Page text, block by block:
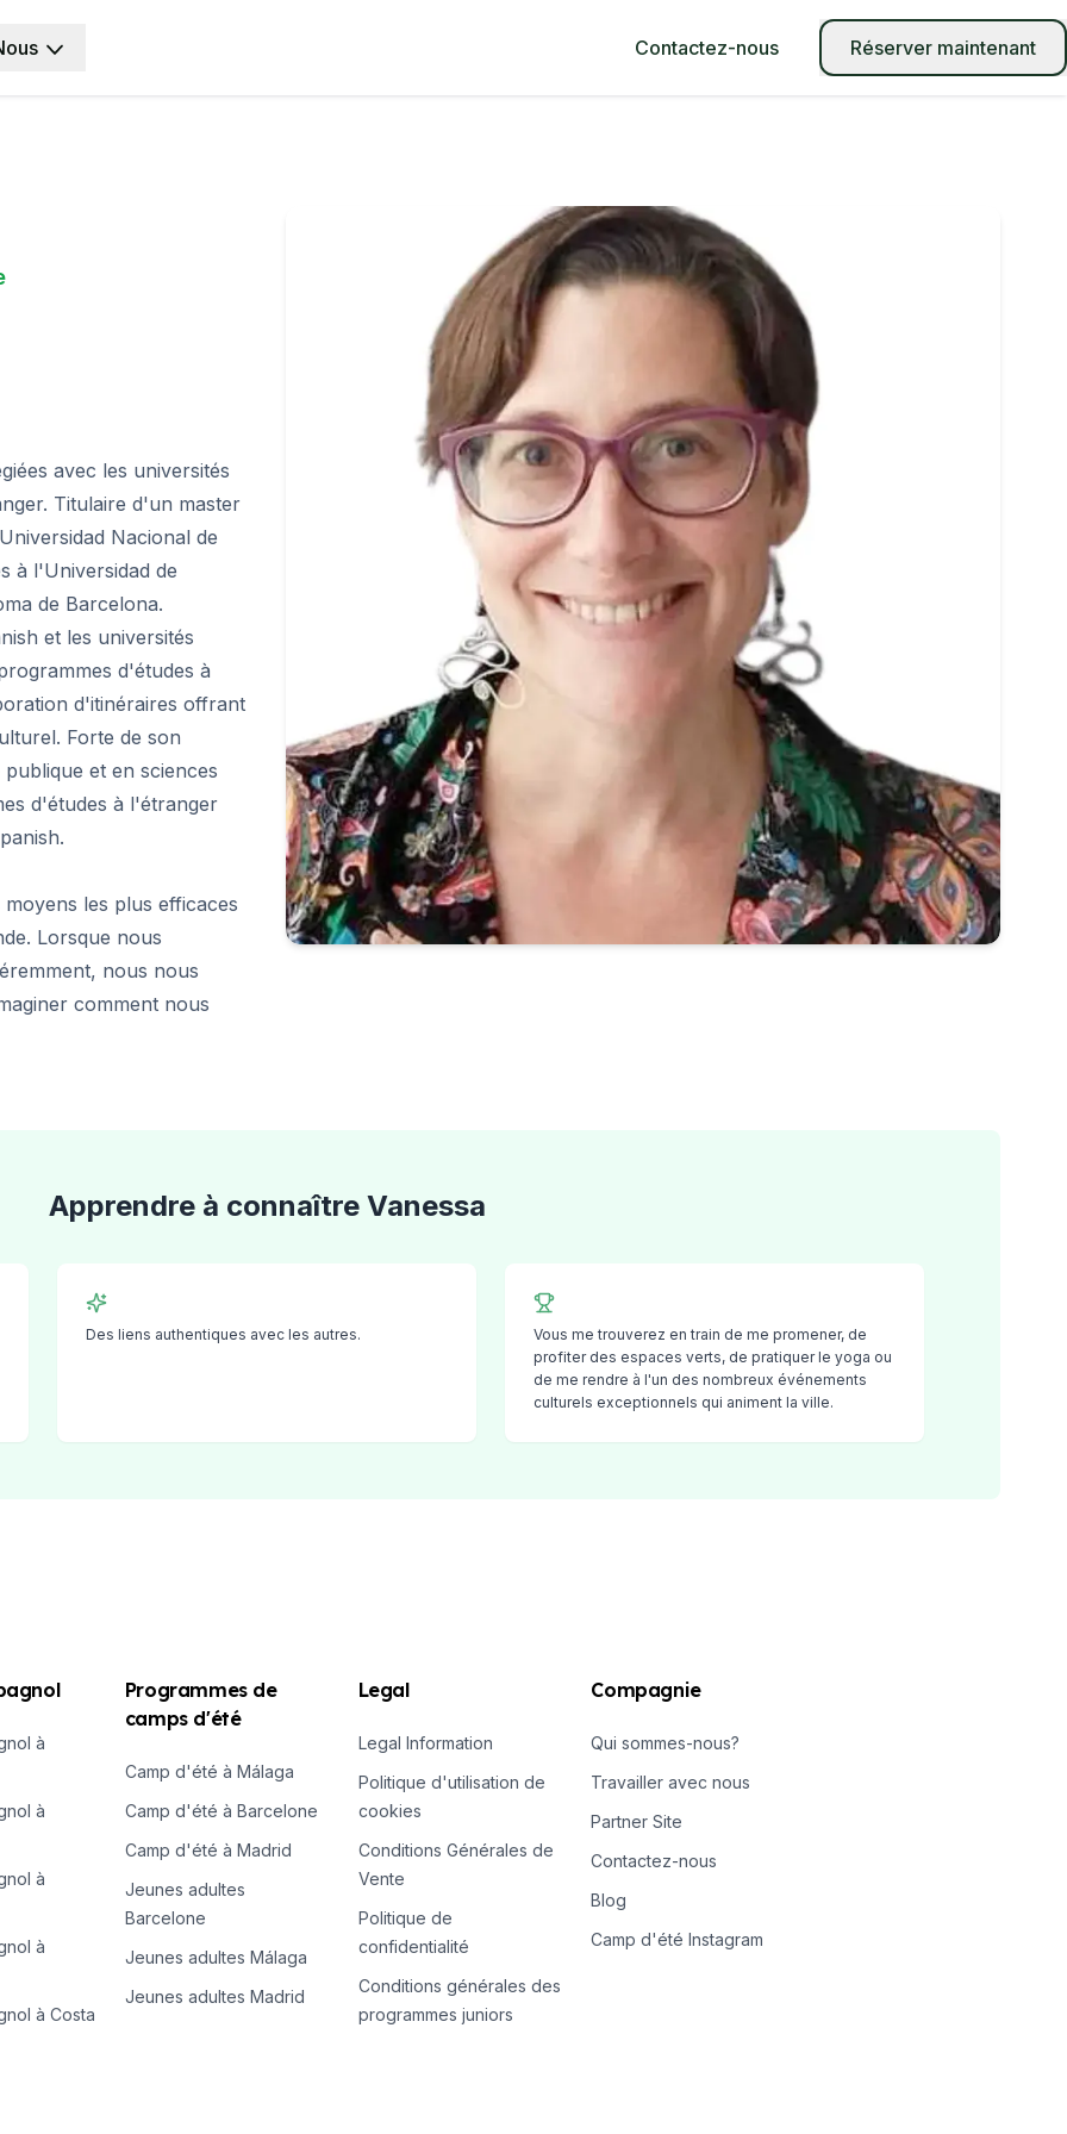
Contactez-nous Réserver maintenant
avec les universités
Titulaire d'un master
Nacional de
à l'Universidad de
de Barcelona.
et les universités
d'études à
d'itinéraires offrant
Forte de son
et en sciences
d'études à l'étranger
les plus efficaces
Lorsque nous
nous nous
comment nous
Apprendre à connaître Vanessa
Des liens authentiques avec les autres.
Vous me trouverez en train de me promener, de
profiter des espaces verts, de pratiquer le yoga ou
de me rendre à l'un des nombreux événements
culturels exceptionnels qui animent la ville.
à
à
à
à
à Costa
Programmes de
camps d'été
Camp d'été à Málaga
Camp d'été à Barcelone
Camp d'été à Madrid
Jeunes adultes
Barcelone
Jeunes adultes Málaga
Jeunes adultes Madrid
Legal
Legal Information
Politique d'utilisation de
cookies
Conditions Générales de
Vente
Politique de
confidentialité
Conditions générales des
programmes juniors
Compagnie
Qui sommes-nous?
Travailler avec nous
Partner Site
Contactez-nous
Blog
Camp d'été Instagram